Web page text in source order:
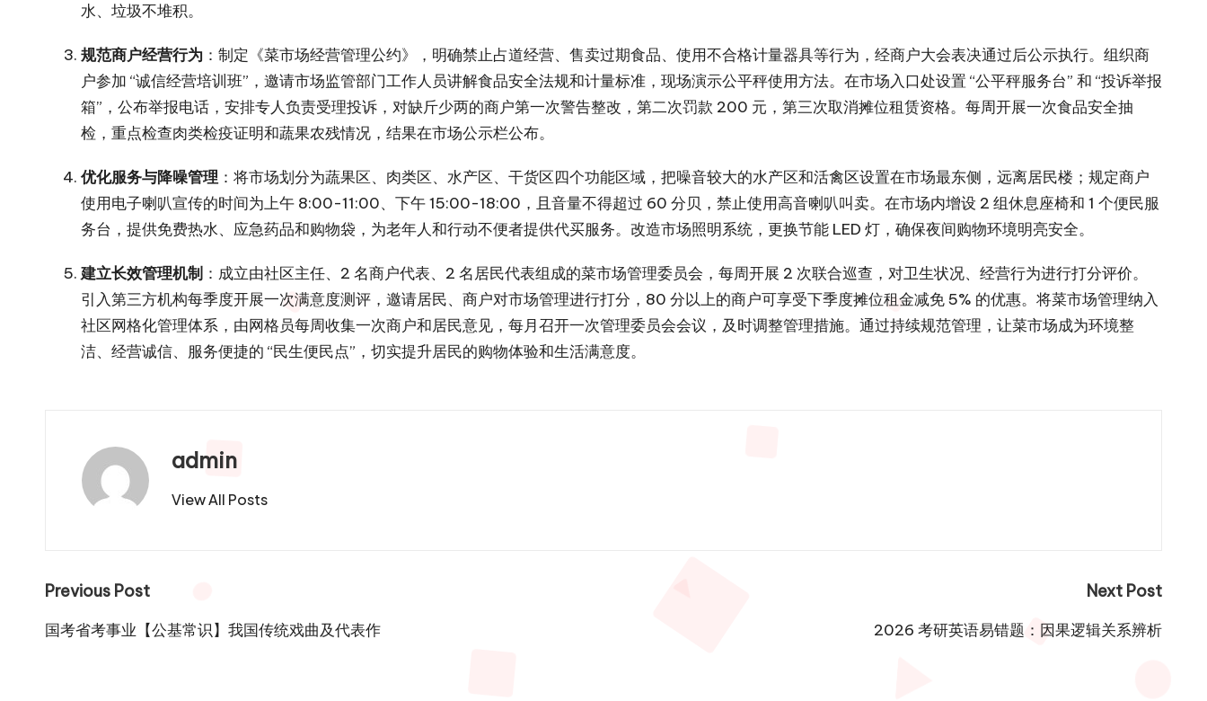
水、垃圾不堆积。​
规范商户经营行为 ：制定《菜市场经营管理公约》，明确禁止占道经营、售卖过期食品、使用不合格计量器具等行为，经商户大会表决通过后公示执行。组织商
户参加 “诚信经营培训班”，邀请市场监管部门工作人员讲解食品安全法规和计量标准，现场演示公平秤使用方法。在市场入口处设置 “公平秤服务台” 和 “投诉举报
箱”，公布举报电话，安排专人负责受理投诉，对缺斤少两的商户第一次警告整改，第二次罚款 200 元，第三次取消摊位租赁资格。每周开展一次食品安全抽
检，重点检查肉类检疫证明和蔬果农残情况，结果在市场公示栏公布。​
优化服务与降噪管理 ：将市场划分为蔬果区、肉类区、水产区、干货区四个功能区域，把噪音较大的水产区和活禽区设置在市场最东侧，远离居民楼；规定商户
使用电子喇叭宣传的时间为上午 8:00-11:00、下午 15:00-18:00，且音量不得超过 60 分贝，禁止使用高音喇叭叫卖。在市场内增设 2 组休息座椅和 1 个便民服
务台，提供免费热水、应急药品和购物袋，为老年人和行动不便者提供代买服务。改造市场照明系统，更换节能 LED 灯，确保夜间购物环境明亮安全。​
建立长效管理机制 ：成立由社区主任、2 名商户代表、2 名居民代表组成的菜市场管理委员会，每周开展 2 次联合巡查，对卫生状况、经营行为进行打分评价。
引入第三方机构每季度开展一次满意度测评，邀请居民、商户对市场管理进行打分，80 分以上的商户可享受下季度摊位租金减免 5% 的优惠。将菜市场管理纳入
社区网格化管理体系，由网格员每周收集一次商户和居民意见，每月召开一次管理委员会会议，及时调整管理措施。通过持续规范管理，让菜市场成为环境整
洁、经营诚信、服务便捷的 “民生便民点”，切实提升居民的购物体验和生活满意度。
admin
View All Posts
Post
navigation
Previous Post
国考省考事业【公基常识】我国传统戏曲及代表作
Next Post
2026 考研英语易错题：因果逻辑关系辨析